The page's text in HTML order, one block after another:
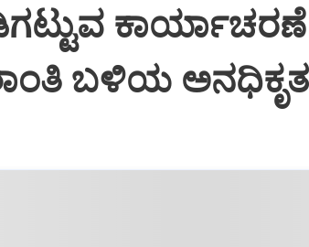
ಬಳಿಯ